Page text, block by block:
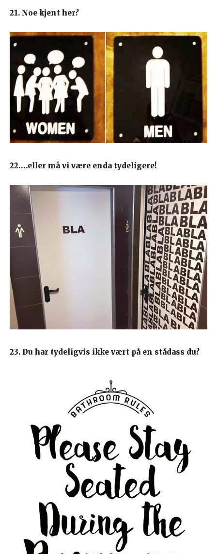
21. Noe kjent her?
22….eller må vi være enda tydeligere!
23. Du har tydeligvis ikke vært på en stådass du?